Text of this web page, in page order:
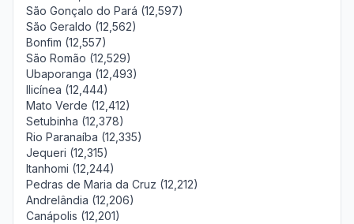
São Gonçalo do Pará (12,597)
São Geraldo (12,562)
Bonfim (12,557)
São Romão (12,529)
Ubaporanga (12,493)
Ilicínea (12,444)
Mato Verde (12,412)
Setubinha (12,378)
Rio Paranaíba (12,335)
Jequeri (12,315)
Itanhomi (12,244)
Pedras de Maria da Cruz (12,212)
Andrelândia (12,206)
Canápolis (12,201)